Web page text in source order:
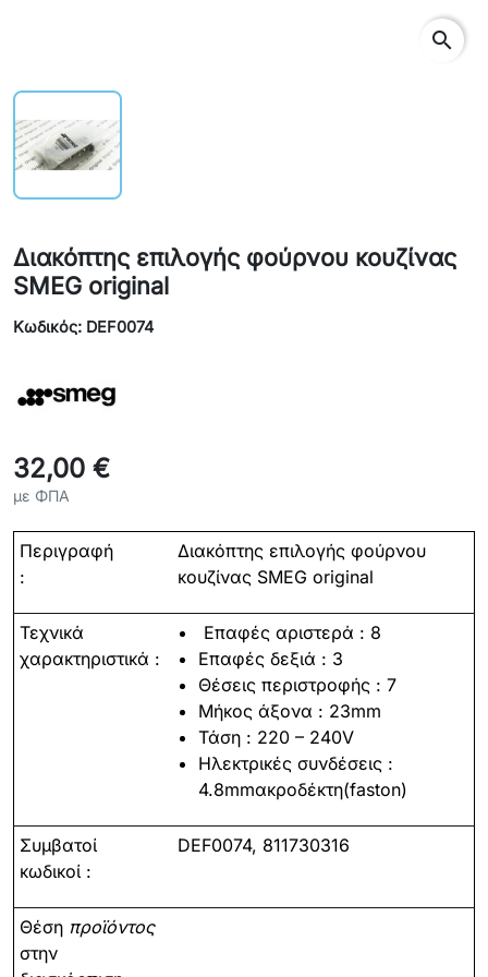
search
Διακόπτης επιλογής φούρνου κουζίνας
SMEG original
Κωδικός: DEF0074
32,00 €
με ΦΠΑ
Περιγραφή
:
Διακόπτης επιλογής φούρνου
κουζίνας SMEG original
Τεχνικά
χαρακτηριστικά :
Επαφές αριστερά : 8
Επαφές δεξιά : 3
Θέσεις περιστροφής : 7
Μήκος άξονα : 23mm
Τάση : 220 – 240V
Ηλεκτρικές συνδέσεις :
4.8mmακροδέκτη(faston)
Συμβατοί
κωδικοί :
DEF0074, 811730316
Θέση προϊόντος
στην